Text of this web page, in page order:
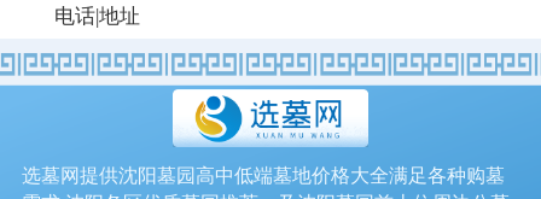
电话|地址
选墓网提供沈阳墓园高中低端墓地价格大全满足各种购墓